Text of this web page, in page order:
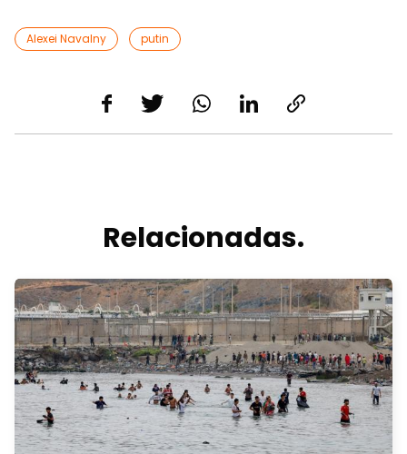
Alexei Navalny putin
Relacionadas.